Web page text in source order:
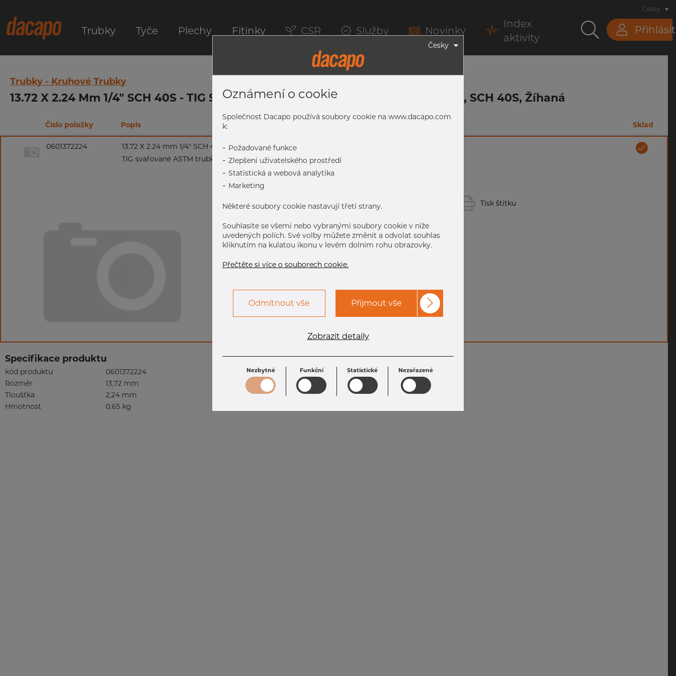
Trubky Tyče Plechy Fitinky CSR Služby Novinky
Index
aktivity
Přihlásit
Česky
Trubky - Kruhové Trubky
13.72 X 2.24 Mm 1/4" SCH 40S - TIG Svařované ASTM Trubky, 304L, Mořený, A312, SCH 40S, Žíhaná
Číslo položky Popis Sklad
0601372224
13.72 X 2.24 mm 1/4" SCH 40S
TIG svařované ASTM trubky, 304L, mořený, A312, SCH 40S, žíhaná
Tisk štítku
Specifikace produktu
kód produktu
0601372224
Rozměr
13,72 mm
Tloušťka
2,24 mm
Hmotnost
0.65 kg
Česky
Oznámení o cookie
Společnost Dacapo používá soubory cookie na www.dacapo.com
k:
- Požadované funkce
- Zlepšení uživatelského prostředí
- Statistická a webová analytika
- Marketing
Některé soubory cookie nastavují třetí strany.
Souhlasíte se všemi nebo vybranými soubory cookie v níže
uvedených polích. Své volby můžete změnit a odvolat souhlas
kliknutím na kulatou ikonu v levém dolním rohu obrazovky.
Přečtěte si více o souborech cookie.
Odmítnout vše Přijmout vše
Zobrazit detaily
Nezbytné Funkční Statistické Nezařazené